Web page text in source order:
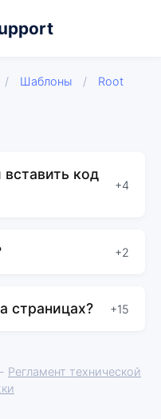
/ Шаблоны / Root
код
+4
+2
страницах? +15
Регламент технической